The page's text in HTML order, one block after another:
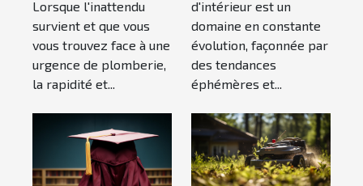
plomberie
d'urgence
Lorsque l'inattendu
survient et que vous
vous trouvez face à une
urgence de plomberie,
la rapidité et...
décoration
d'intérieur en
2023
d'intérieur est un
domaine en constante
évolution, façonnée par
des tendances
éphémères et...